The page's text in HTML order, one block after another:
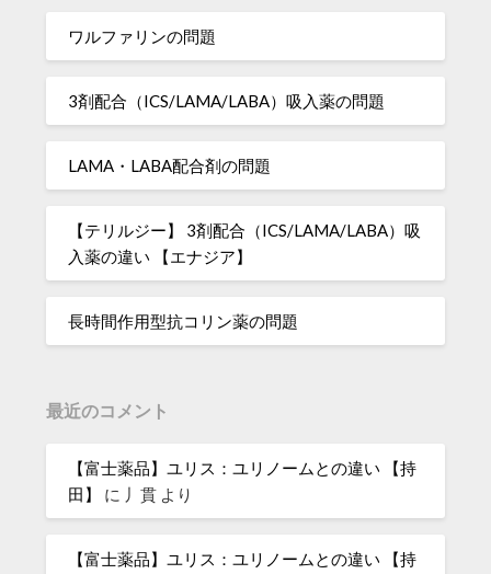
ワルファリンの問題
3剤配合（ICS/LAMA/LABA）吸入薬の問題
LAMA・LABA配合剤の問題
【テリルジー】 3剤配合（ICS/LAMA/LABA）吸
入薬の違い 【エナジア】
長時間作用型抗コリン薬の問題
最近のコメント
【富士薬品】ユリス：ユリノームとの違い 【持
田】
に 丿貫 より
【富士薬品】ユリス：ユリノームとの違い 【持